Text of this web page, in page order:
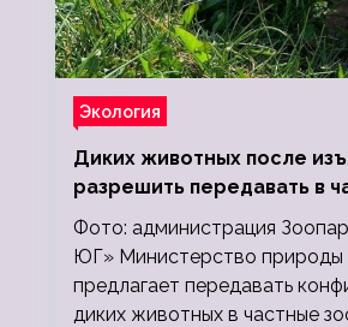
Экология
Диких животных после
разрешить передавать в
зоопарки
Фото: администрация
ЮГ» Министерство природы
предлагает передавать
диких животных в частные